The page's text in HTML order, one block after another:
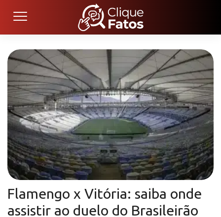
Flamengo x Vitória: saiba onde
assistir ao duelo do Brasileirão